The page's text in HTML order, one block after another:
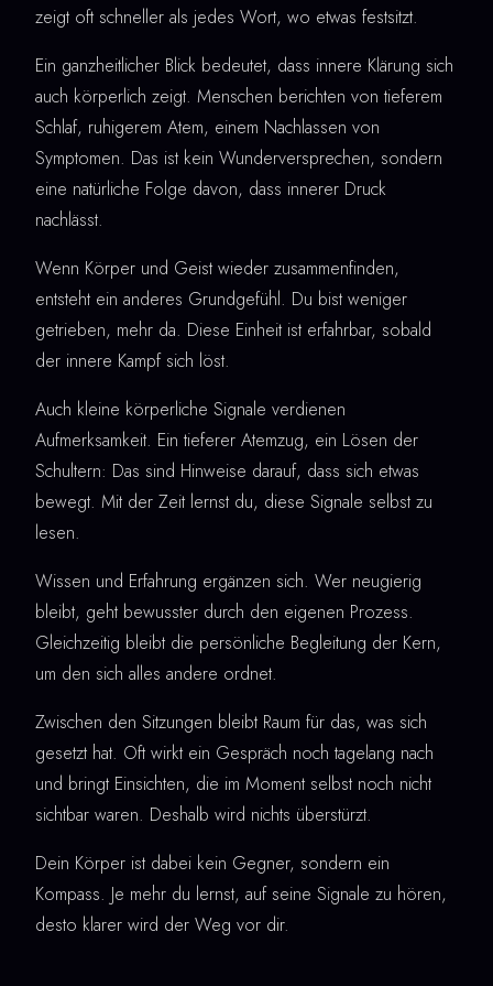
zeigt oft schneller als jedes Wort, wo etwas festsitzt.
Ein ganzheitlicher Blick bedeutet, dass innere Klärung sich
auch körperlich zeigt. Menschen berichten von tieferem
Schlaf, ruhigerem Atem, einem Nachlassen von
Symptomen. Das ist kein Wunderversprechen, sondern
eine natürliche Folge davon, dass innerer Druck
nachlässt.
Wenn Körper und Geist wieder zusammenfinden,
entsteht ein anderes Grundgefühl. Du bist weniger
getrieben, mehr da. Diese Einheit ist erfahrbar, sobald
der innere Kampf sich löst.
Auch kleine körperliche Signale verdienen
Aufmerksamkeit. Ein tieferer Atemzug, ein Lösen der
Schultern: Das sind Hinweise darauf, dass sich etwas
bewegt. Mit der Zeit lernst du, diese Signale selbst zu
lesen.
Wissen und Erfahrung ergänzen sich. Wer neugierig
bleibt, geht bewusster durch den eigenen Prozess.
Gleichzeitig bleibt die persönliche Begleitung der Kern,
um den sich alles andere ordnet.
Zwischen den Sitzungen bleibt Raum für das, was sich
gesetzt hat. Oft wirkt ein Gespräch noch tagelang nach
und bringt Einsichten, die im Moment selbst noch nicht
sichtbar waren. Deshalb wird nichts überstürzt.
Dein Körper ist dabei kein Gegner, sondern ein
Kompass. Je mehr du lernst, auf seine Signale zu hören,
desto klarer wird der Weg vor dir.